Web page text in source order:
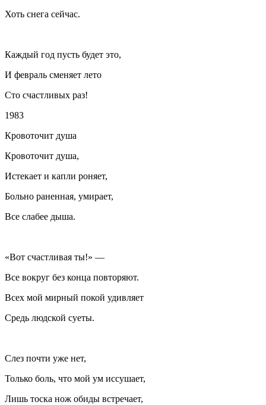
Хоть снега сейчас.
Каждый год пусть будет это,
И февраль сменяет лето
Сто счастливых раз!
1983
Кровоточит душа
Кровоточит душа,
Истекает и капли роняет,
Больно раненная, умирает,
Все слабее дыша.
«Вот счастливая ты!» —
Все вокруг без конца повторяют.
Всех мой мирный покой удивляет
Средь людской суеты.
Слез почти уже нет,
Только боль, что мой ум иссушает,
Лишь тоска нож обиды встречает,